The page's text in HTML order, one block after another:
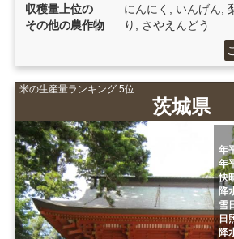
収穫量上位の
その他の農作物
にんにく, いんげん,
り, さやえんどう
米の生産量ランキング 5位
茨城県
年
年
快
降
雪
日
降